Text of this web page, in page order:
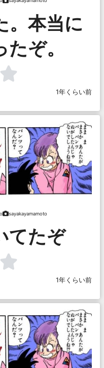
。本当に
ぞ。
1年くらい前
sayakayamamoto
てたぞ
1年くらい前